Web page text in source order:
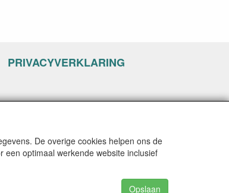
PRIVACYVERKLARING
De overige cookies helpen ons de
optimaal werkende website inclusief
Opslaan